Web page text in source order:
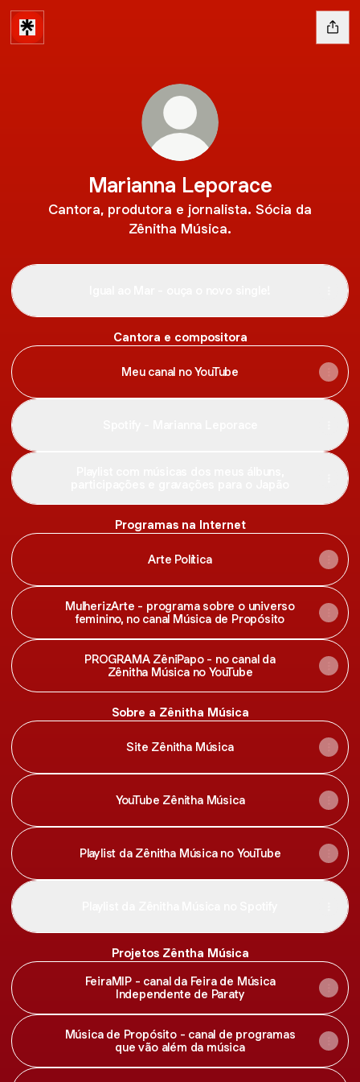
Marianna Leporace
Cantora, produtora e jornalista. Sócia da
Zênitha Música.
Cantora e compositora
Meu canal no YouTube
Programas na Internet
Arte Política
MulherizArte - programa sobre o universo
feminino, no canal Música de Propósito
PROGRAMA ZêniPapo - no canal da
Zênitha Música no YouTube
Sobre a Zênitha Música
Site Zênitha Música
YouTube Zênitha Música
Playlist da Zênitha Música no YouTube
Projetos Zêntha Música
FeiraMIP - canal da Feira de Música
Independente de Paraty
Música de Propósito - canal de programas
que vão além da música